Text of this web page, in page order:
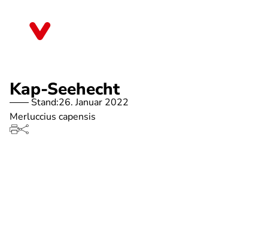
Kap-Seehecht
Stand:26. Januar 2022
Merluccius capensis